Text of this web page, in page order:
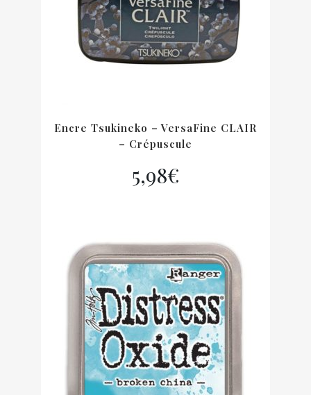
Encre Tsukineko – VersaFine CLAIR
– Crépuscule
5,98€